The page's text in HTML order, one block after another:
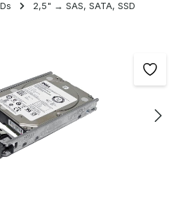
2,5" → SAS, SATA, SSD